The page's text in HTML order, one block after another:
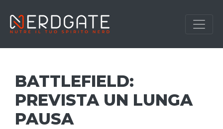
BATTLEFIELD:
PREVISTA UN LUNGA
PAUSA